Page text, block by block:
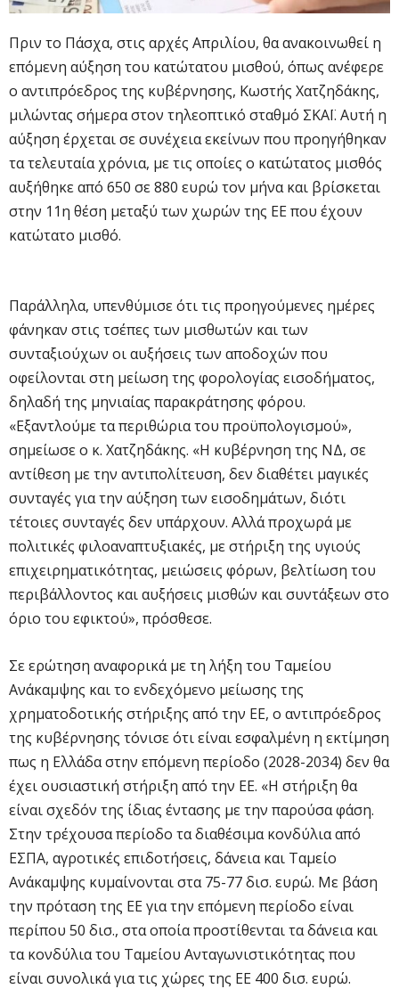
Πριν το Πάσχα, στις αρχές Απριλίου, θα ανακοινωθεί η
επόμενη αύξηση του κατώτατου μισθού, όπως ανέφερε
ο αντιπρόεδρος της κυβέρνησης, Κωστής Χατζηδάκης,
μιλώντας σήμερα στον τηλεοπτικό σταθμό ΣΚΑΪ. Αυτή η
αύξηση έρχεται σε συνέχεια εκείνων που προηγήθηκαν
τα τελευταία χρόνια, με τις οποίες ο κατώτατος μισθός
αυξήθηκε από 650 σε 880 ευρώ τον μήνα και βρίσκεται
στην 11η θέση μεταξύ των χωρών της ΕΕ που έχουν
κατώτατο μισθό.
Παράλληλα, υπενθύμισε ότι τις προηγούμενες ημέρες
φάνηκαν στις τσέπες των μισθωτών και των
συνταξιούχων οι αυξήσεις των αποδοχών που
οφείλονται στη μείωση της φορολογίας εισοδήματος,
δηλαδή της μηνιαίας παρακράτησης φόρου.
«Εξαντλούμε τα περιθώρια του προϋπολογισμού»,
σημείωσε ο κ. Χατζηδάκης. «Η κυβέρνηση της ΝΔ, σε
αντίθεση με την αντιπολίτευση, δεν διαθέτει μαγικές
συνταγές για την αύξηση των εισοδημάτων, διότι
τέτοιες συνταγές δεν υπάρχουν. Αλλά προχωρά με
πολιτικές φιλοαναπτυξιακές, με στήριξη της υγιούς
επιχειρηματικότητας, μειώσεις φόρων, βελτίωση του
περιβάλλοντος και αυξήσεις μισθών και συντάξεων στο
όριο του εφικτού», πρόσθεσε.
Σε ερώτηση αναφορικά με τη λήξη του Ταμείου
Ανάκαμψης και το ενδεχόμενο μείωσης της
χρηματοδοτικής στήριξης από την ΕΕ, ο αντιπρόεδρος
της κυβέρνησης τόνισε ότι είναι εσφαλμένη η εκτίμηση
πως η Ελλάδα στην επόμενη περίοδο (2028-2034) δεν θα
έχει ουσιαστική στήριξη από την ΕΕ. «Η στήριξη θα
είναι σχεδόν της ίδιας έντασης με την παρούσα φάση.
Στην τρέχουσα περίοδο τα διαθέσιμα κονδύλια από
ΕΣΠΑ, αγροτικές επιδοτήσεις, δάνεια και Ταμείο
Ανάκαμψης κυμαίνονται στα 75-77 δισ. ευρώ. Με βάση
την πρόταση της ΕΕ για την επόμενη περίοδο είναι
περίπου 50 δισ., στα οποία προστίθενται τα δάνεια και
τα κονδύλια του Ταμείου Ανταγωνιστικότητας που
είναι συνολικά για τις χώρες της ΕΕ 400 δισ. ευρώ.